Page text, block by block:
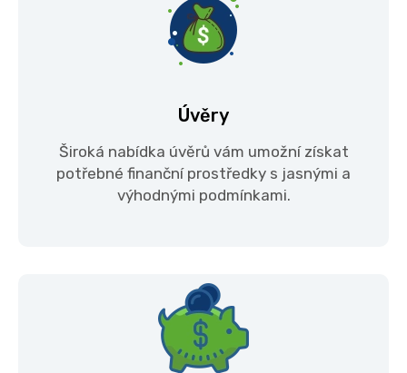
Úvěry
Široká nabídka úvěrů vám umožní získat
potřebné finanční prostředky s jasnými a
výhodnými podmínkami.